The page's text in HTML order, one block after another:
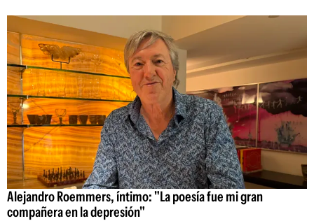
Alejandro Roemmers, íntimo: "La poesía fue mi gran
compañera en la depresión"